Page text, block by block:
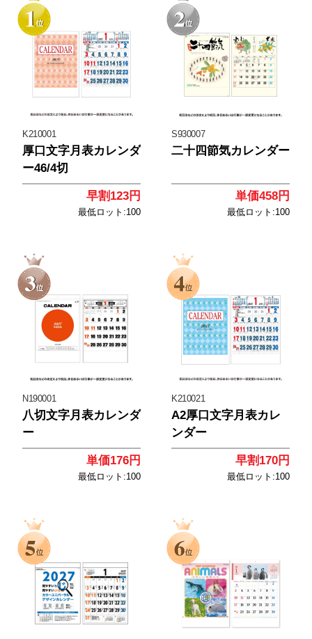
<
K210001
厚口文字月表カレンダ
ー46/4切
早割123円
最低ロット:100
<
S930007
二十四節気カレンダー
単価458円
最低ロット:100
<
N190001
八切文字月表カレンダ
ー
単価176円
最低ロット:100
<
K210021
A2厚口文字月表カレ
ンダー
早割170円
最低ロット:100
< <